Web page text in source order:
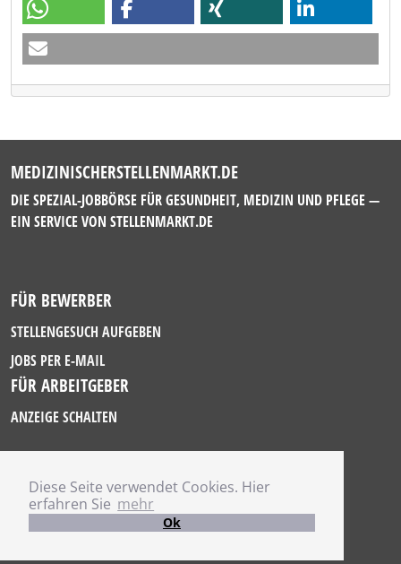
Diese Seite verwendet Cookies. Hier
erfahren Sie mehr
Ok
MEDIZINISCHERSTELLENMARKT.DE
DIE SPEZIAL-JOBBÖRSE FÜR GESUNDHEIT, MEDIZIN UND PFLEGE —
EIN SERVICE VON STELLENMARKT.DE
FÜR BEWERBER
STELLENGESUCH AUFGEBEN
JOBS PER E-MAIL
FÜR ARBEITGEBER
ANZEIGE SCHALTEN
IMPRESSUM
DATENSCHUTZ